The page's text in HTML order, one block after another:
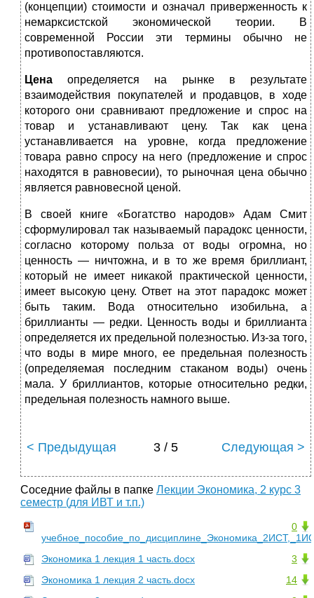
(концепции) стоимости и означал приверженность к
немарксистской экономической теории. В
современной России эти термины обычно не
противопоставляются.
Цена определяется на рынке в результате
взаимодействия покупателей и продавцов, в ходе
которого они сравнивают предложение и спрос на
товар и устанавливают цену. Так как цена
устанавливается на уровне, когда предложение
товара равно спросу на него (предложение и спрос
находятся в равновесии), то рыночная цена обычно
является равновесной ценой.
В своей книге «Богатство народов» Адам Смит
сформулировал так называемый парадокс ценности,
согласно которому польза от воды огромна, но
ценность — ничтожна, и в то же время бриллиант,
который не имеет никакой практической ценности,
имеет высокую цену. Ответ на этот парадокс может
быть таким. Вода относительно изобильна, а
бриллианты — редки. Ценность воды и бриллианта
определяется их предельной полезностью. Из-за того,
что воды в мире много, ее предельная полезность
(определяемая последним стаканом воды) очень
мала. У бриллиантов, которые относительно редки,
предельная полезность намного выше.
< Предыдущая 3 / 5 Следующая >
Соседние файлы в папке Лекции Экономика, 2 курс 3
семестр (для ИВТ и т.п.)
0
3
Экономика 1 лекция 1 часть.docx
14
Экономика 1 лекция 2 часть.docx